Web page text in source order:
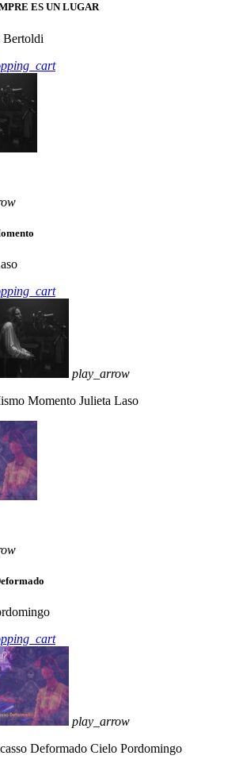
ES UN LUGAR
play_arrow
Momento Julieta Laso
play_arrow
Deformado Cielo Pordomingo